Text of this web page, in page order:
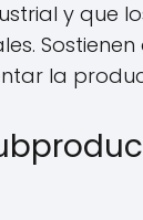
y que
la